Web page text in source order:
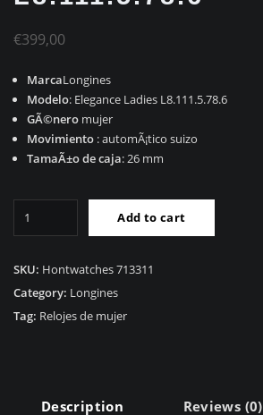
€399,00
MarcaLongines
Modelo: Elegance Ladies L8.111.5.78.6
GÃ©nero mujer
Movimiento : automÃ¡tico suizo
TamaÃ±o de caja: 26 mm
Damas
L8.111.5.78.6
Add to cart
SKU: Hontwatches 713311
Category: Longines
Tag: Relojes de mujer
Description Reviews (0)